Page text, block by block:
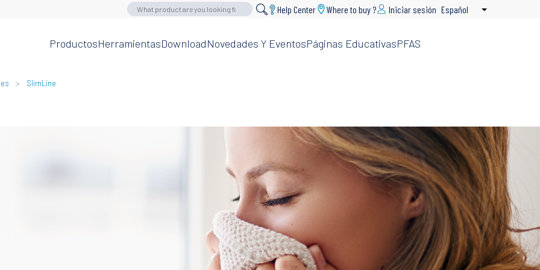
Help Center Where to buy ? Iniciar sesión Español Lista adicional
ProductosHerramientasDownloadNovedades Y EventosPáginas EducativasPFAS
SlimLine